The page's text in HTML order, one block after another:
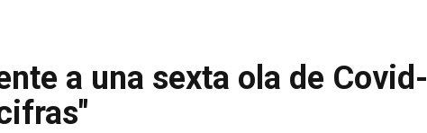
a una sexta ola de Covid-